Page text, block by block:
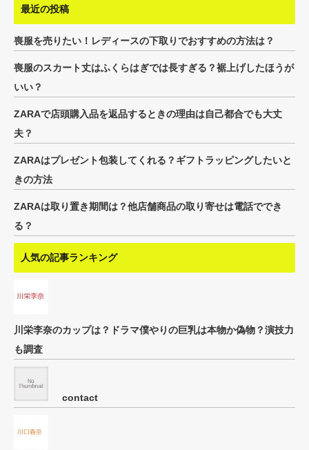
最近の投稿
喪服を売りたい！レディースの下取りでおすすめの方法は？
喪服のスカート丈はふくらはぎでは長すぎる？裾上げしたほうが
いい？
ZARAで店頭購入品を返品するときの理由は自己都合でも大丈
夫？
ZARAはプレゼント包装してくれる？ギフトラッピングしたいと
きの方法
ZARAは取り置き期間は？他店舗商品の取り寄せは電話ででき
る？
人気の記事ランキング
川栄李奈のカップは？ドラマ僕やりの巨乳は本物か偽物？演技力
も調査
contact